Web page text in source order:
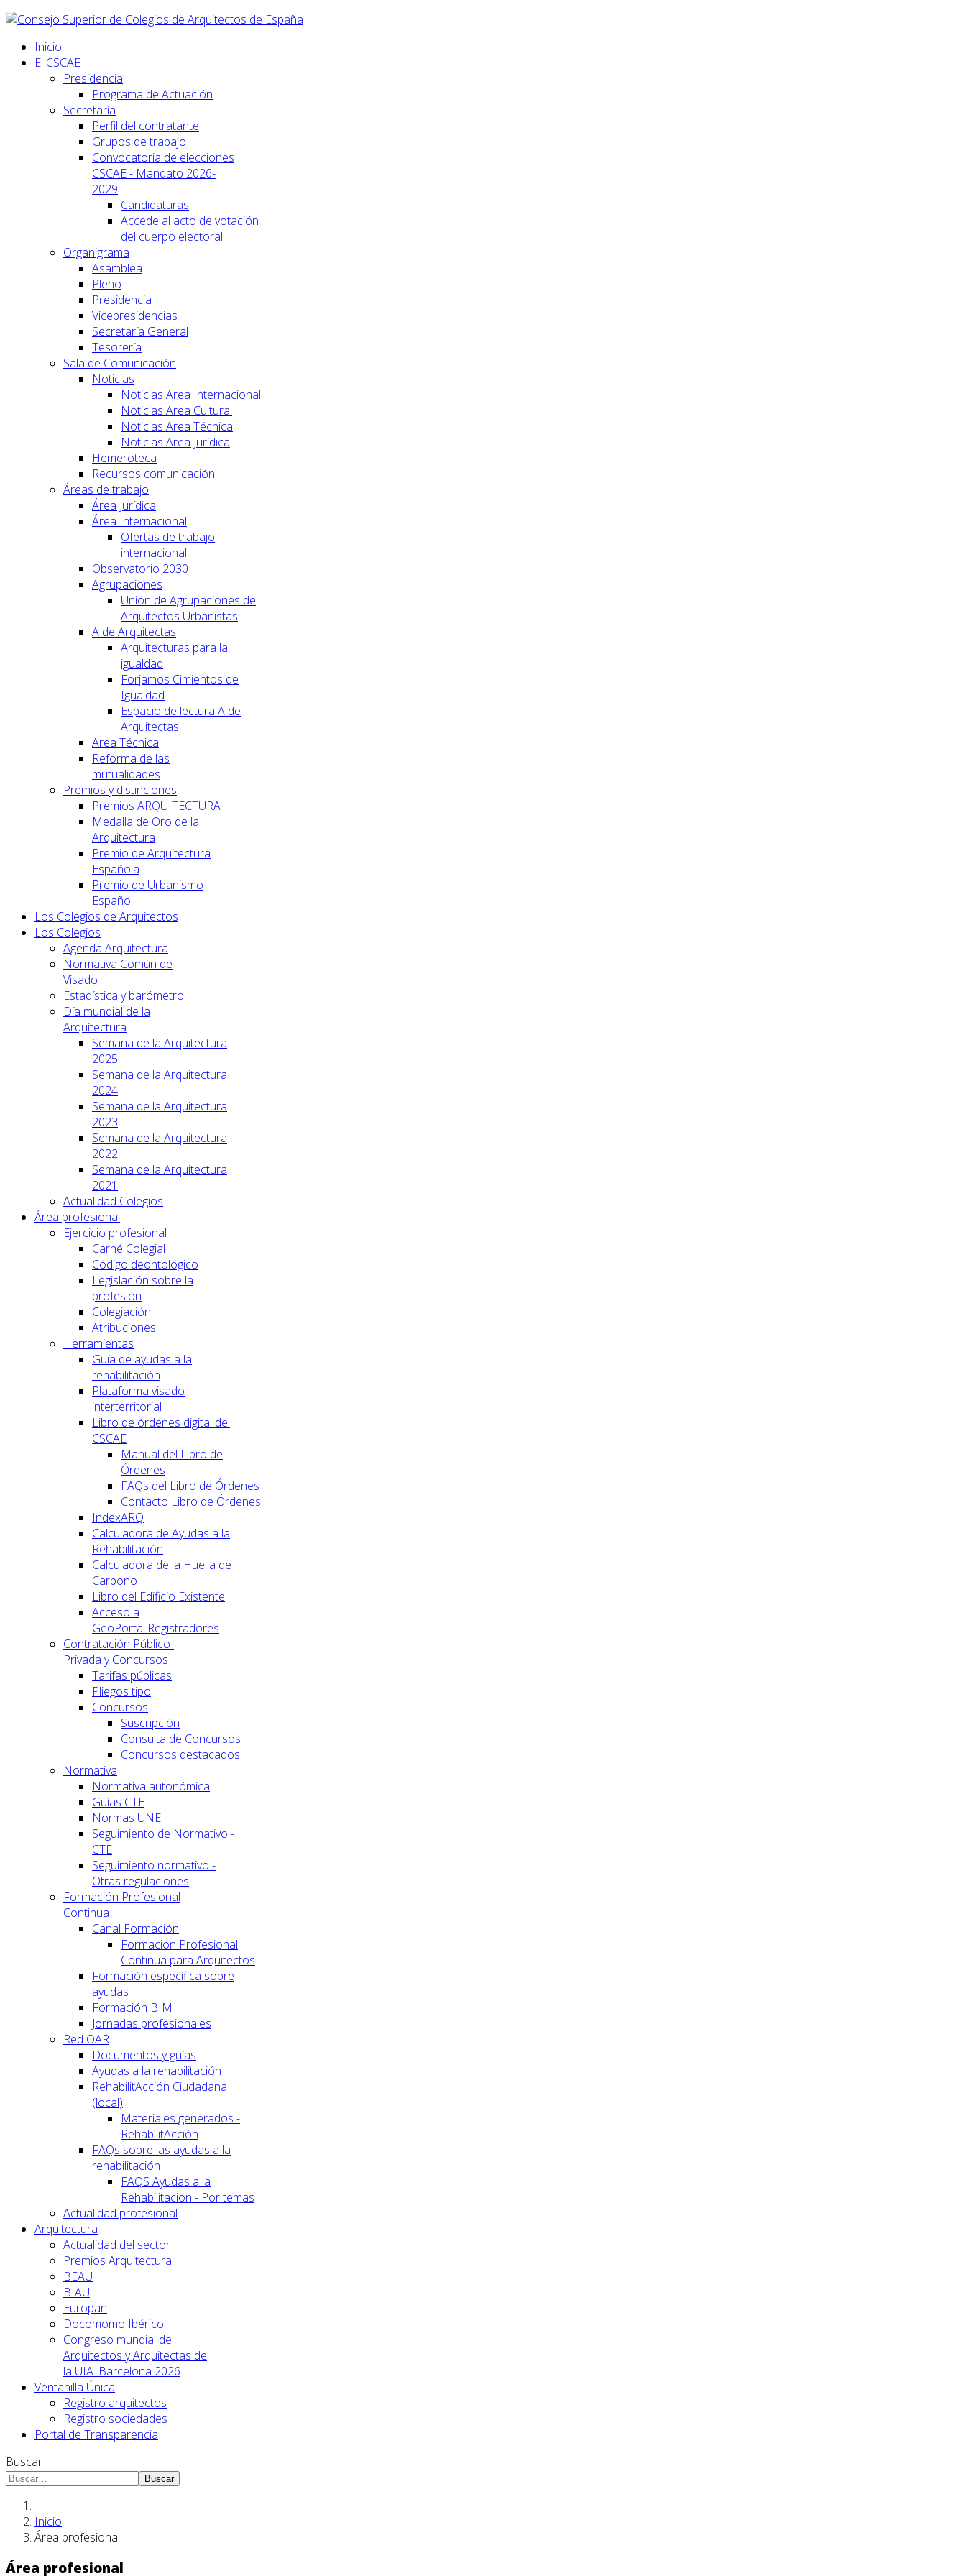
Inicio
El CSCAE
Presidencia
Programa de Actuación
Secretaría
Perfil del contratante
Grupos de trabajo
Convocatoria de elecciones
CSCAE - Mandato 2026-
2029
Candidaturas
Accede al acto de votación
del cuerpo electoral
Organigrama
Asamblea
Pleno
Presidencia
Vicepresidencias
Secretaría General
Tesorería
Sala de Comunicación
Noticias
Noticias Area Internacional
Noticias Area Cultural
Noticias Area Técnica
Noticias Area Jurídica
Hemeroteca
Recursos comunicación
Áreas de trabajo
Área Jurídica
Área Internacional
Ofertas de trabajo
internacional
Observatorio 2030
Agrupaciones
Unión de Agrupaciones de
Arquitectos Urbanistas
A de Arquitectas
Arquitecturas para la
igualdad
Forjamos Cimientos de
Igualdad
Espacio de lectura A de
Arquitectas
Area Técnica
Reforma de las
mutualidades
Premios y distinciones
Premios ARQUITECTURA
Medalla de Oro de la
Arquitectura
Premio de Arquitectura
Española
Premio de Urbanismo
Español
Los Colegios de Arquitectos
Los Colegios
Agenda Arquitectura
Normativa Común de
Visado
Estadística y barómetro
Día mundial de la
Arquitectura
Semana de la Arquitectura
2025
Semana de la Arquitectura
2024
Semana de la Arquitectura
2023
Semana de la Arquitectura
2022
Semana de la Arquitectura
2021
Actualidad Colegios
Área profesional
Ejercicio profesional
Carné Colegial
Código deontológico
Legislación sobre la
profesión
Colegiación
Atribuciones
Herramientas
Guía de ayudas a la
rehabilitación
Plataforma visado
interterritorial
Libro de órdenes digital del
CSCAE
Manual del Libro de
Órdenes
FAQs del Libro de Órdenes
Contacto Libro de Órdenes
IndexARQ
Calculadora de Ayudas a la
Rehabilitación
Calculadora de la Huella de
Carbono
Libro del Edificio Existente
Acceso a
GeoPortal.Registradores
Contratación Público-
Privada y Concursos
Tarifas públicas
Pliegos tipo
Concursos
Suscripción
Consulta de Concursos
Concursos destacados
Normativa
Normativa autonómica
Guías CTE
Normas UNE
Seguimiento de Normativo -
CTE
Seguimiento normativo -
Otras regulaciones
Formación Profesional
Continua
Canal Formación
Formación Profesional
Continua para Arquitectos
Formación específica sobre
ayudas
Formación BIM
Jornadas profesionales
Red OAR
Documentos y guías
Ayudas a la rehabilitación
RehabilitAcción Ciudadana
(local)
Materiales generados -
RehabilitAcción
FAQs sobre las ayudas a la
rehabilitación
FAQS Ayudas a la
Rehabilitación - Por temas
Actualidad profesional
Arquitectura
Actualidad del sector
Premios Arquitectura
BEAU
BIAU
Europan
Docomomo Ibérico
Congreso mundial de
Arquitectos y Arquitectas de
la UIA. Barcelona 2026
Ventanilla Única
Registro arquitectos
Registro sociedades
Portal de Transparencia
Buscar
Buscar
Inicio
Área profesional
Área profesional